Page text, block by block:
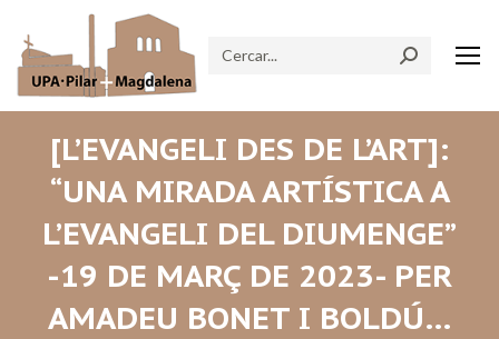
Search:
[L’EVANGELI DES DE L’ART]:
“UNA MIRADA ARTÍSTICA A
L’EVANGELI DEL DIUMENGE”
-19 DE MARÇ DE 2023- PER
AMADEU BONET I BOLDÚ…